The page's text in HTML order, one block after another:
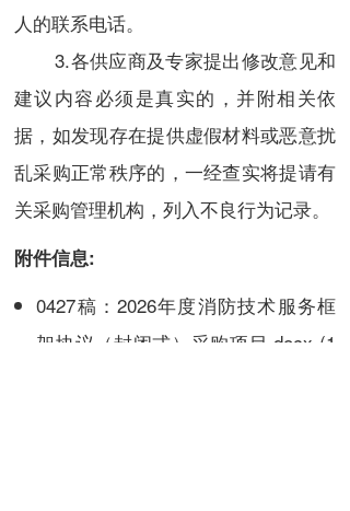
人的联系电话。
3.各供应商及专家提出修改意见和
建议内容必须是真实的，并附相关依
据，如发现存在提供虚假材料或恶意扰
乱采购正常秩序的，一经查实将提请有
关采购管理机构，列入不良行为记录。
附件信息:
0427稿：2026年度消防技术服务框
架协议（封闭式）采购项目.docx (1